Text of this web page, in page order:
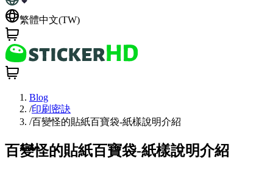
繁體中文(TW)
Blog
/印刷密訣
/百變怪的貼紙百寶袋-紙樣說明介紹
百變怪的貼紙百寶袋-紙樣說明介紹